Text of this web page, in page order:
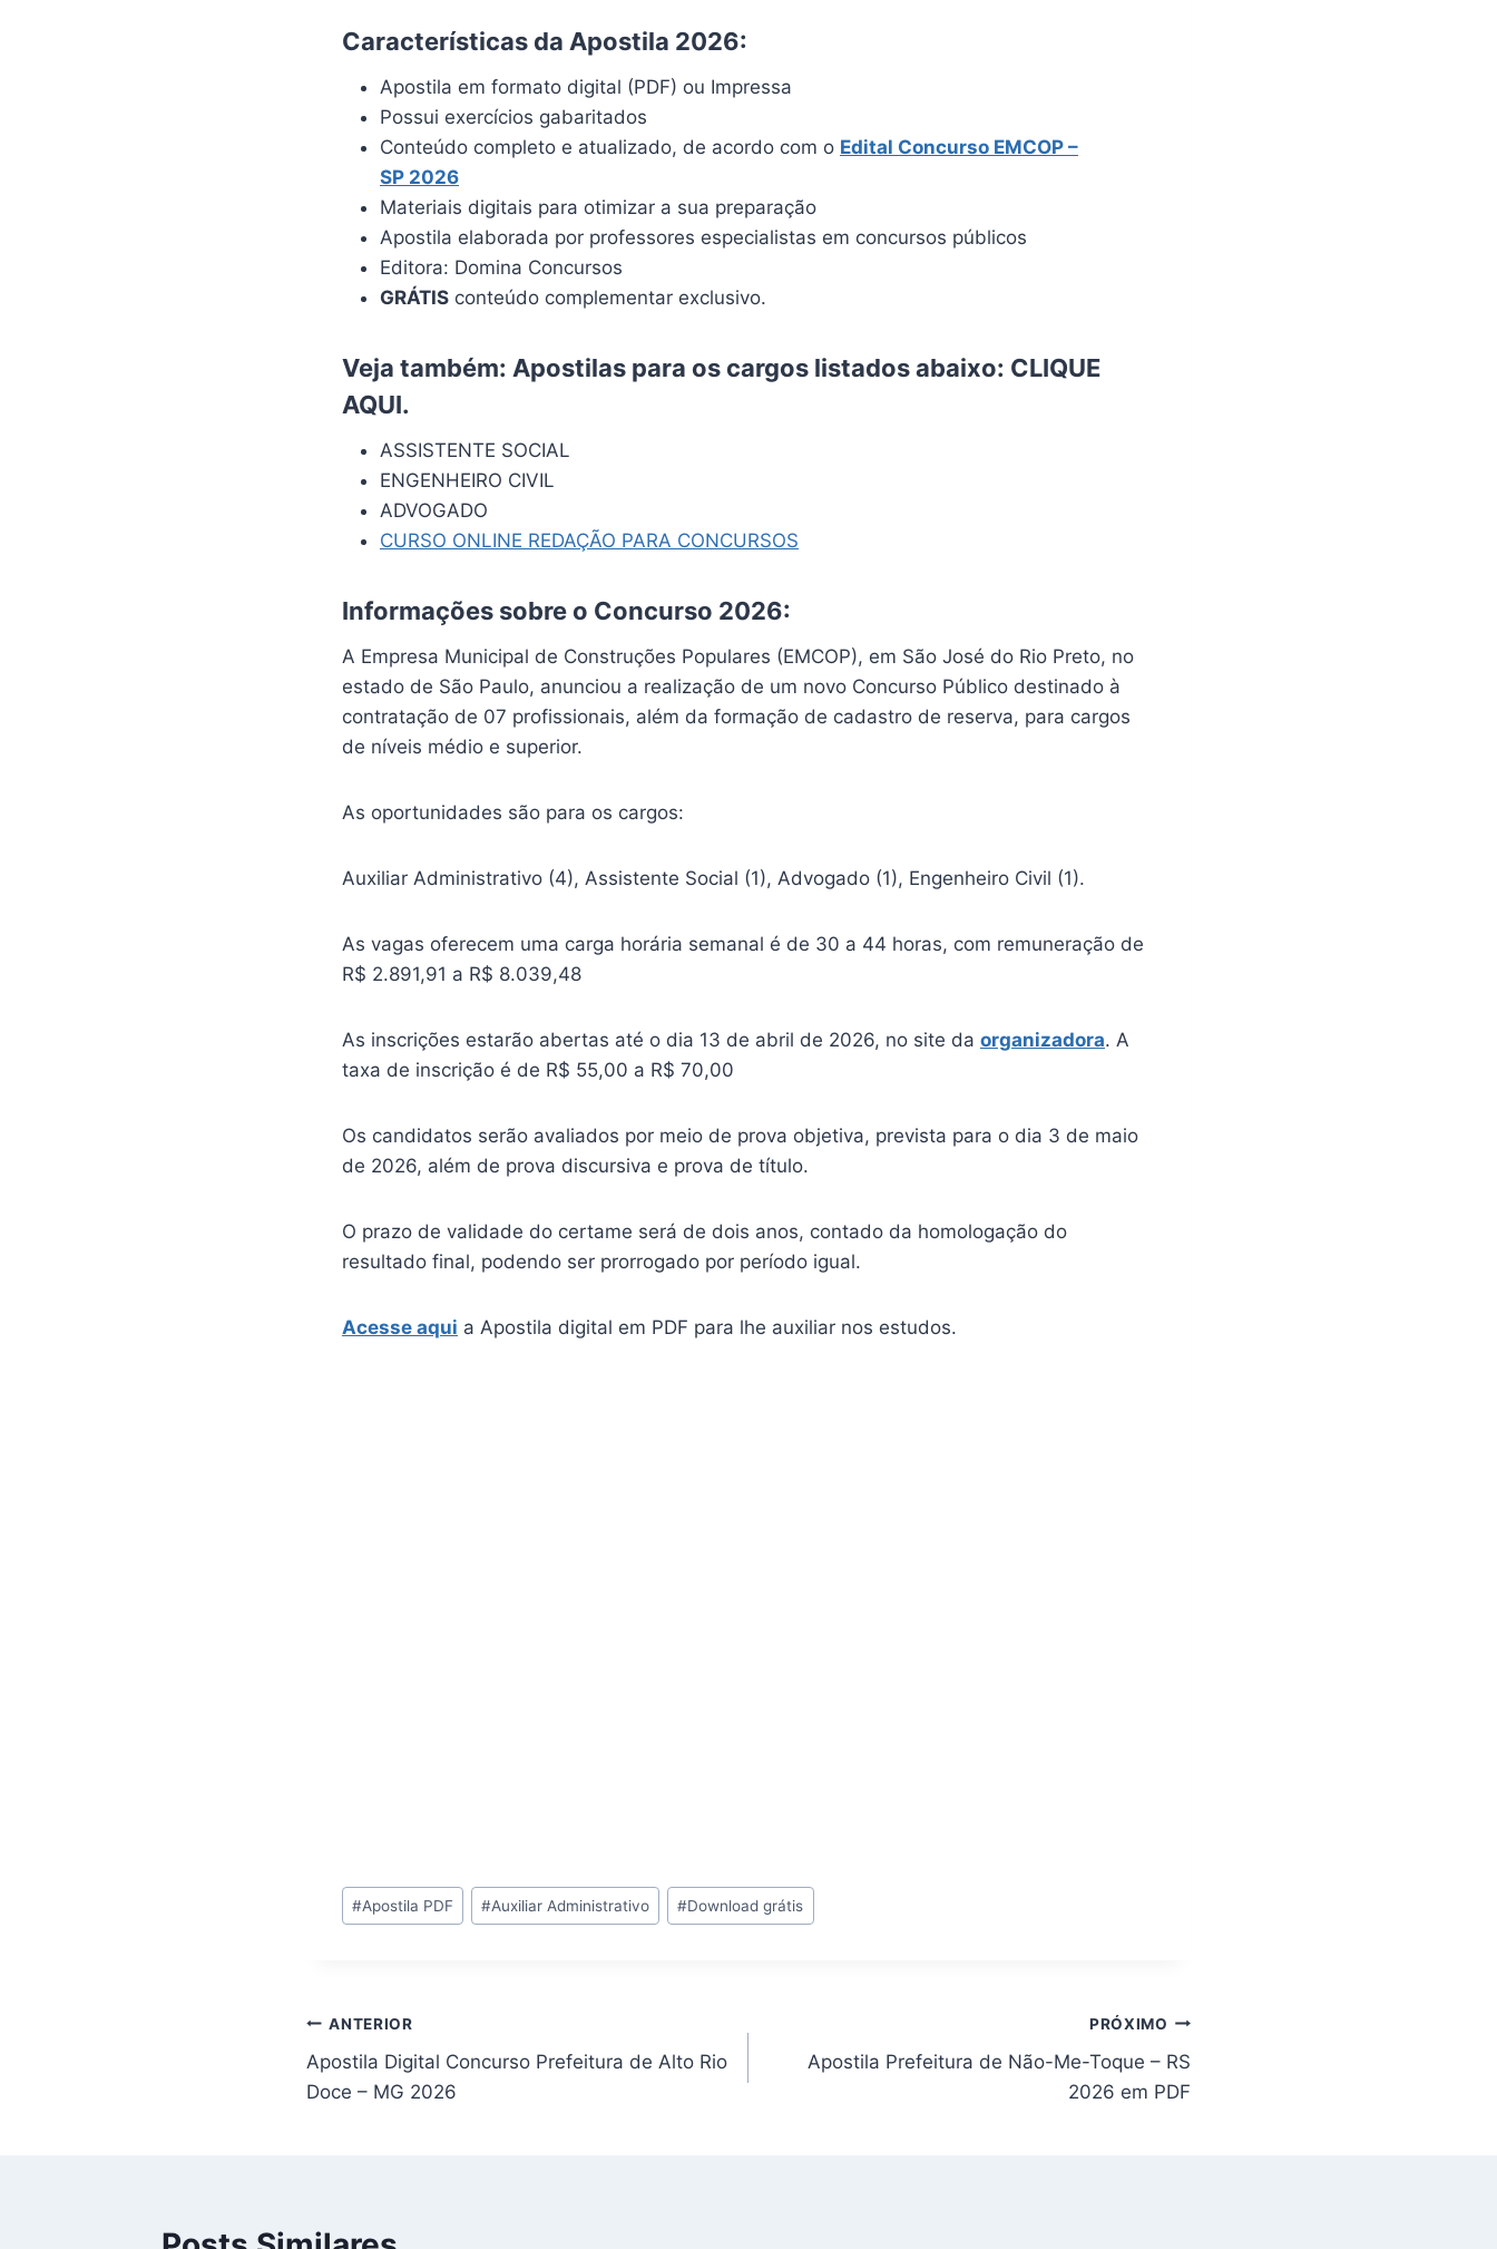
Características da Apostila 2026:
Apostila em formato digital (PDF) ou Impressa
Possui exercícios gabaritados
Conteúdo completo e atualizado, de acordo com o Edital Concurso EMCOP –
SP 2026
Materiais digitais para otimizar a sua preparação
Apostila elaborada por professores especialistas em concursos públicos
Editora: Domina Concursos
GRÁTIS conteúdo complementar exclusivo.
Veja também: Apostilas para os cargos listados abaixo: CLIQUE
AQUI.
ASSISTENTE SOCIAL
ENGENHEIRO CIVIL
ADVOGADO
CURSO ONLINE REDAÇÃO PARA CONCURSOS
Informações sobre o Concurso 2026:
A Empresa Municipal de Construções Populares (EMCOP), em São José do Rio Preto, no
estado de São Paulo, anunciou a realização de um novo Concurso Público destinado à
contratação de 07 profissionais, além da formação de cadastro de reserva, para cargos
de níveis médio e superior.
As oportunidades são para os cargos:
Auxiliar Administrativo (4), Assistente Social (1), Advogado (1), Engenheiro Civil (1).
As vagas oferecem uma carga horária semanal é de 30 a 44 horas, com remuneração de
R$ 2.891,91 a R$ 8.039,48
As inscrições estarão abertas até o dia 13 de abril de 2026, no site da organizadora. A
taxa de inscrição é de R$ 55,00 a R$ 70,00
Os candidatos serão avaliados por meio de prova objetiva, prevista para o dia 3 de maio
de 2026, além de prova discursiva e prova de título.
O prazo de validade do certame será de dois anos, contado da homologação do
resultado final, podendo ser prorrogado por período igual.
Acesse aqui a Apostila digital em PDF para lhe auxiliar nos estudos.
Tags
do
#Apostila PDF #Auxiliar Administrativo #Download grátis
Navegação
de
ANTERIOR
Apostila Digital Concurso Prefeitura de Alto Rio
Doce – MG 2026
PRÓXIMO
Apostila Prefeitura de Não-Me-Toque – RS
2026 em PDF